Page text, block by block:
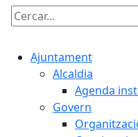
Cercar:
Ajuntament
Alcaldia
Agenda
Govern